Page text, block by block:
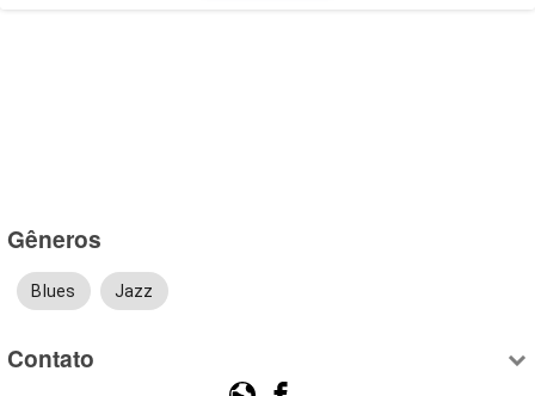
Gêneros
Blues Jazz
Contato